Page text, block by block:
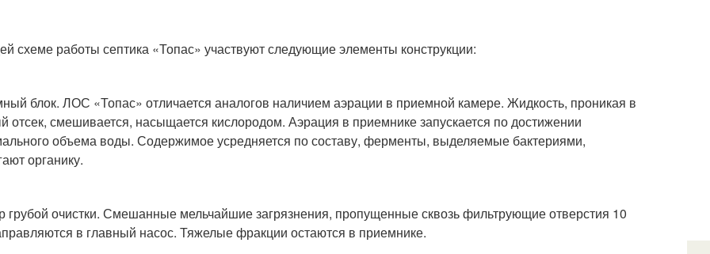
схеме работы септика «Топас» участвуют следующие элементы конструкции:
блок. ЛОС «Топас» отличается аналогов наличием аэрации в приемной камере. Жидкость, проникая в
отсек, смешивается, насыщается кислородом. Аэрация в приемнике запускается по достижении
объема воды. Содержимое усредняется по составу, ферменты, выделяемые бактериями,
органику.
грубой очистки. Смешанные мельчайшие загрязнения, пропущенные сквозь фильтрующие отверстия 10
в главный насос. Тяжелые фракции остаются в приемнике.